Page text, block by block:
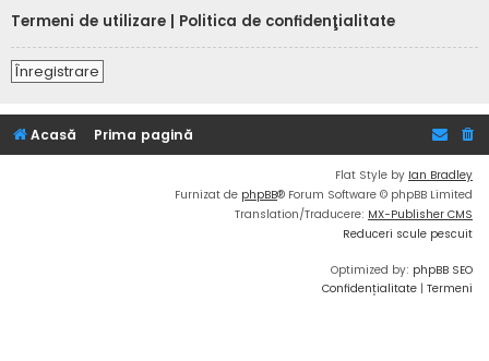
Termeni de utilizare
Politica de confidenţialitate
Înregistrare
Acasă Prima pagină
Flat Style by Ian Bradley
Furnizat de phpBB® Forum Software © phpBB Limited
Translation/Traducere: MX-Publisher CMS
Reduceri scule pescuit
Optimized by: phpBB SEO
Confidențialitate | Termeni